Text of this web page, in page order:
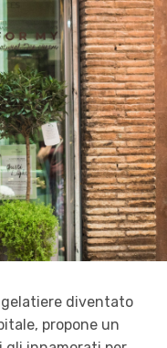
gelatiere diventato
propone un